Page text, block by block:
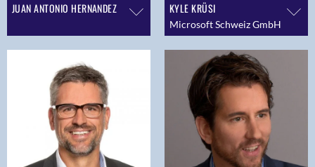
JUAN ANTONIO HERNANDEZ KYLE KRÜSI
Microsoft Schweiz GmbH